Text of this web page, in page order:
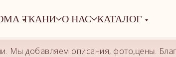
ТКАНИ О НАС КАТАЛОГ
добавляем описания, фото,цены.